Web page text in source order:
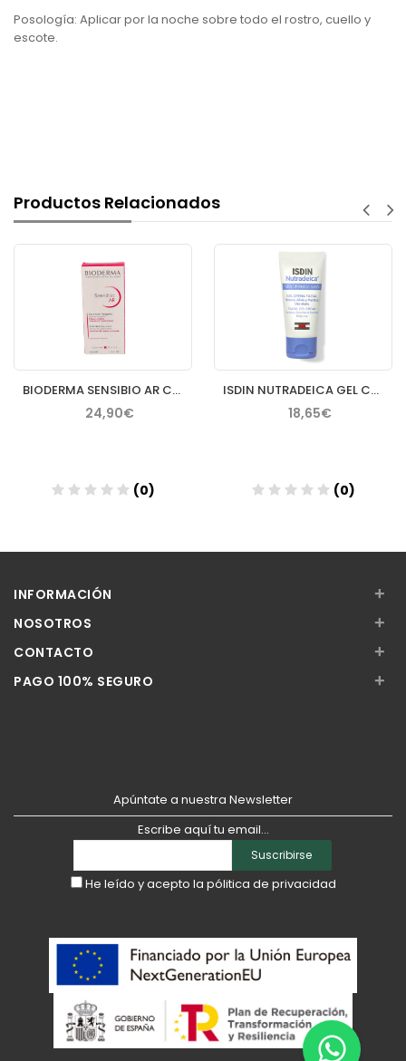
Posología: Aplicar por la noche sobre todo el rostro, cuello y
escote.
Productos Relacionados
BIODERMA SENSIBIO AR CREMA 40 ML
24,90€
(0)
ISDIN NUTRADEICA GEL CREMA FACIAL PIEL SEBORREICA 50 ML
18,65€
(0)
INFORMACIÓN +
NOSOTROS +
CONTACTO +
PAGO 100% SEGURO +
Apúntate a nuestra Newsletter
Escribe aquí tu email...
Suscribirse
He leído y acepto la pólitica de privacidad